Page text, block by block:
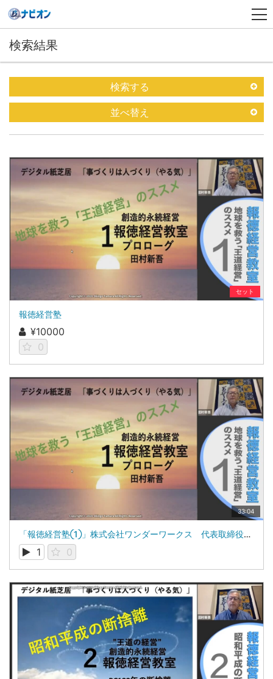
検索結果
検索する
並べ替え
セット
報徳経営塾
¥10000
0
33:04
「報徳経営塾①」株式会社ワンダーワークス 代表取締役 田村新吾
1 0